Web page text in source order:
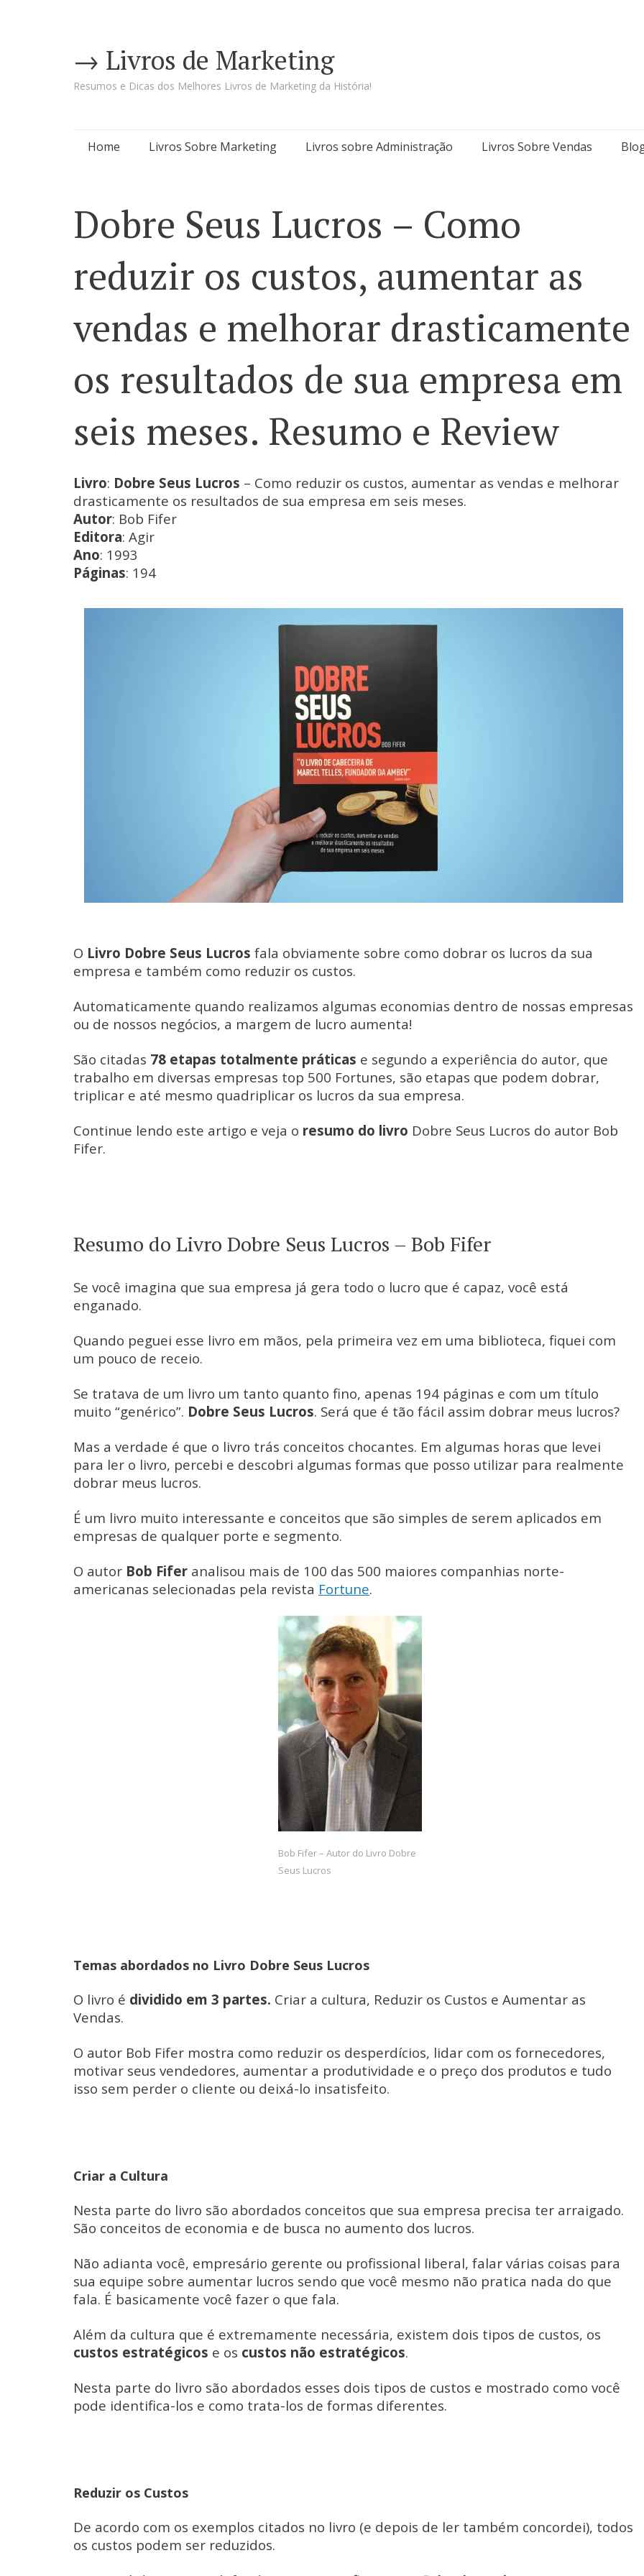
→ Livros de Marketing
Resumos e Dicas dos Melhores Livros de Marketing da História!
Pular
conteúdo
Home Livros Sobre Marketing Livros sobre Administração Livros Sobre Vendas
Dobre Seus Lucros – Como
reduzir os custos, aumentar as
vendas e melhorar drasticamente
os resultados de sua empresa em
seis meses. Resumo e Review
Livro: Dobre Seus Lucros – Como reduzir os custos, aumentar as vendas e melhorar
drasticamente os resultados de sua empresa em seis meses.
Autor: Bob Fifer
Editora: Agir
Ano: 1993
Páginas: 194
O Livro Dobre Seus Lucros fala obviamente sobre como dobrar os lucros da sua
empresa e também como reduzir os custos.
Automaticamente quando realizamos algumas economias dentro de nossas empresas
ou de nossos negócios, a margem de lucro aumenta!
São citadas 78 etapas totalmente práticas e segundo a experiência do autor, que
trabalho em diversas empresas top 500 Fortunes, são etapas que podem dobrar,
triplicar e até mesmo quadriplicar os lucros da sua empresa.
Continue lendo este artigo e veja o resumo do livro Dobre Seus Lucros do autor Bob
Fifer.
Resumo do Livro Dobre Seus Lucros – Bob Fifer
Se você imagina que sua empresa já gera todo o lucro que é capaz, você está
enganado.
Quando peguei esse livro em mãos, pela primeira vez em uma biblioteca, fiquei com
um pouco de receio.
Se tratava de um livro um tanto quanto fino, apenas 194 páginas e com um título
muito “genérico”. Dobre Seus Lucros. Será que é tão fácil assim dobrar meus lucros?
Mas a verdade é que o livro trás conceitos chocantes. Em algumas horas que levei
para ler o livro, percebi e descobri algumas formas que posso utilizar para realmente
dobrar meus lucros.
É um livro muito interessante e conceitos que são simples de serem aplicados em
empresas de qualquer porte e segmento.
O autor Bob Fifer analisou mais de 100 das 500 maiores companhias norte-
americanas selecionadas pela revista Fortune.
Bob Fifer – Autor do Livro Dobre
Seus Lucros
Temas abordados no Livro Dobre Seus Lucros
O livro é dividido em 3 partes. Criar a cultura, Reduzir os Custos e Aumentar as
Vendas.
O autor Bob Fifer mostra como reduzir os desperdícios, lidar com os fornecedores,
motivar seus vendedores, aumentar a produtividade e o preço dos produtos e tudo
isso sem perder o cliente ou deixá-lo insatisfeito.
Criar a Cultura
Nesta parte do livro são abordados conceitos que sua empresa precisa ter arraigado.
São conceitos de economia e de busca no aumento dos lucros.
Não adianta você, empresário gerente ou profissional liberal, falar várias coisas para
sua equipe sobre aumentar lucros sendo que você mesmo não pratica nada do que
fala. É basicamente você fazer o que fala.
Além da cultura que é extremamente necessária, existem dois tipos de custos, os
custos estratégicos e os custos não estratégicos.
Nesta parte do livro são abordados esses dois tipos de custos e mostrado como você
pode identifica-los e como trata-los de formas diferentes.
Reduzir os Custos
De acordo com os exemplos citados no livro (e depois de ler também concordei), todos
os custos podem ser reduzidos.